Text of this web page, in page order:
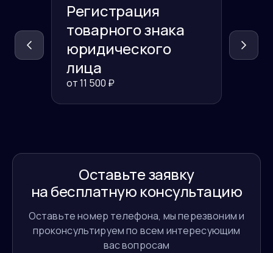
Регистрация
товарного знака
юридического
лица
от11 500 ₽
Оставьте заявку
на бесплатную консультацию
Оставьте номер телефона, мы перезвоним и
проконсультируем по всем интересующим
вас вопросам